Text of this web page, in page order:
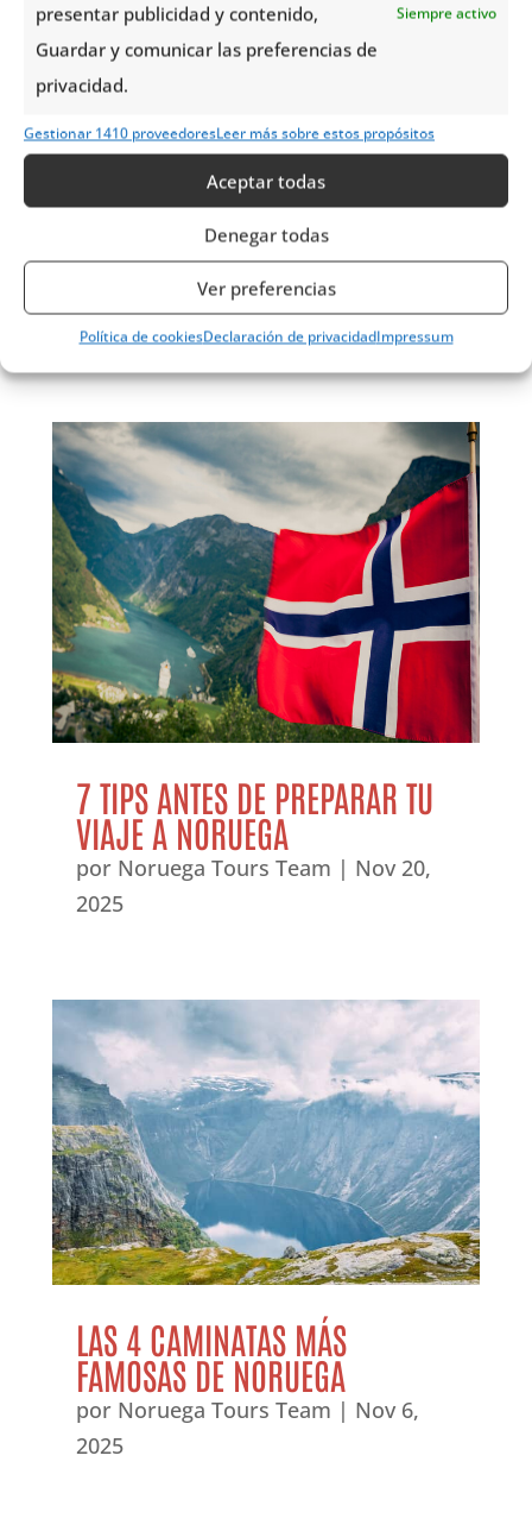
presentar publicidad y contenido,
Guardar y comunicar las preferencias de
privacidad.
Siempre activo
Gestionar 1410 proveedoresLeer más sobre estos propósitos
Aceptar todas
Denegar todas
Ver preferencias
Política de cookiesDeclaración de privacidadImpressum
SEMANA SANTA EN NORUEGA:
EL «PÅSKEKRIM» Y EL ÚLTIMO
ESQUÍ DEL AÑO
Noruega Tours Team|
2026
7 TIPS ANTES DE PREPARAR TU
VIAJE A NORUEGA
por Noruega Tours Team | Nov 20,
2025
LAS 4 CAMINATAS MÁS
FAMOSAS DE NORUEGA
por Noruega Tours Team | Nov 6,
2025